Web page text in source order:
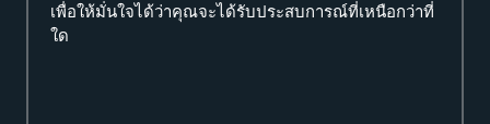
เพื่อให้มั่นใจได้ว่าคุณจะได้รับประสบการณ์ที่เหนือกว่าที่
ใด